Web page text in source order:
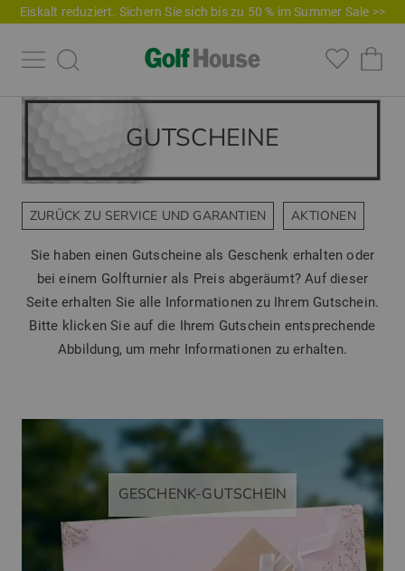
Eiskalt reduziert. Sichern Sie sich bis zu 50 % im Summer Sale >>
GUTSCHEINE
ZURÜCK ZU SERVICE UND GARANTIEN AKTIONEN
Sie haben einen Gutscheine als Geschenk erhalten oder
bei einem Golfturnier als Preis abgeräumt? Auf dieser
Seite erhalten Sie alle Informationen zu Ihrem Gutschein.
Bitte klicken Sie auf die Ihrem Gutschein entsprechende
Abbildung, um mehr Informationen zu erhalten.
GESCHENK-GUTSCHEIN